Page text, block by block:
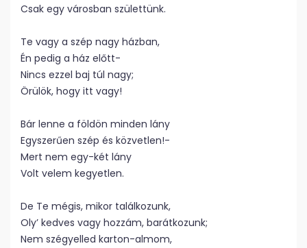
Csak egy városban születtünk.
Te vagy a szép nagy házban,
Én pedig a ház előtt-
Nincs ezzel baj túl nagy;
Örülök, hogy itt vagy!
Bár lenne a földön minden lány
Egyszerűen szép és közvetlen!-
Mert nem egy-két lány
Volt velem kegyetlen.
De Te mégis, mikor találkozunk,
Oly’ kedves vagy hozzám, barátkozunk;
Nem szégyelled karton-almom,